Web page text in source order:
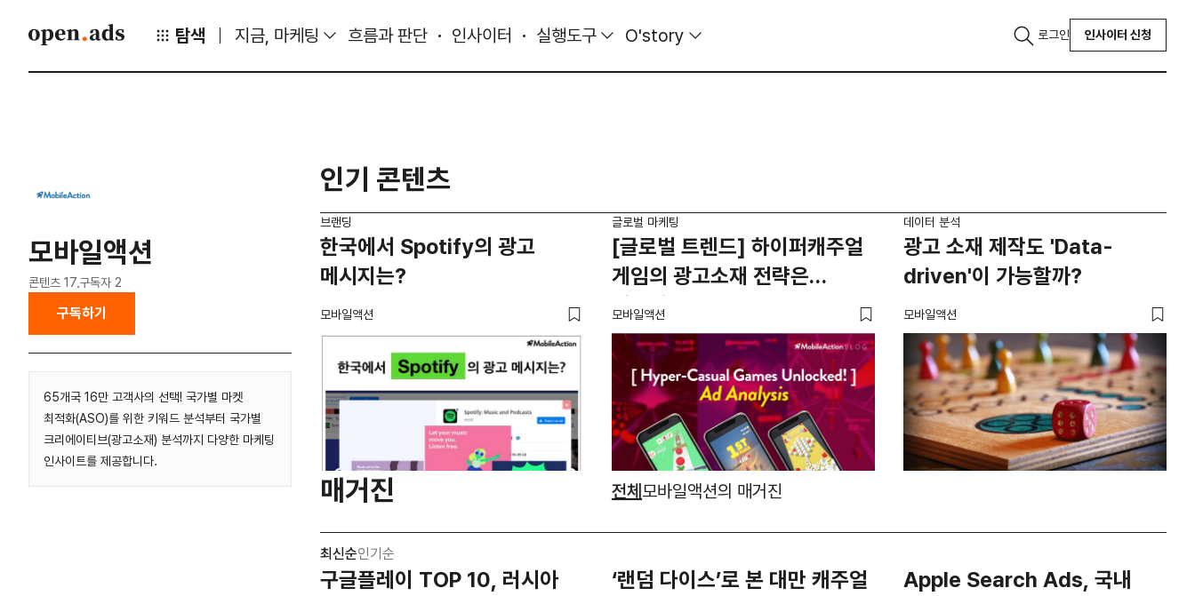
탐색 지금, 마케팅 흐름과 판단 인사이터 실행도구 O'story 로그인 인사이터 신청
모바일액션
콘텐츠 17 구독자 2
구독하기
65개국 16만 고객사의 선택! 국가별 마켓
최적화(ASO)를 위한 키워드 분석부터 국가별
크리에이티브(광고소재) 분석까지 다양한 마케팅
인사이트를 제공합니다.
인기 콘텐츠
브랜딩
한국에서 Spotify의 광고
메시지는?
모바일액션
글로벌 마케팅
[글로벌 트렌드] 하이퍼캐주얼
게임의 광고소재 전략은
어떨까?
모바일액션
데이터 분석
광고 소재 제작도 'Data-
driven'이 가능할까?
모바일액션
매거진 전체 모바일액션의 매거진
최신순인기순
구글플레이 TOP 10, 러시아
‘랜덤 다이스’로 본 대만 캐주얼
Apple Search Ads, 국내